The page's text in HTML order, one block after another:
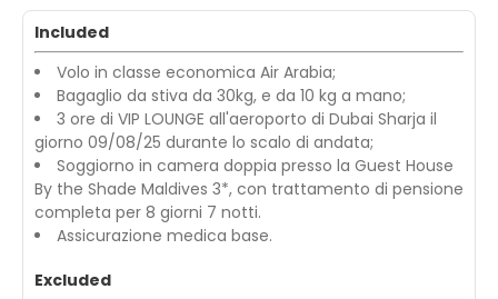
Included
Volo in classe economica Air Arabia;
Bagaglio da stiva da 30kg, e da 10 kg a mano;
3 ore di VIP LOUNGE all'aeroporto di Dubai Sharja il
giorno 09/08/25 durante lo scalo di andata;
Soggiorno in camera doppia presso la Guest House
By the Shade Maldives 3*, con trattamento di pensione
completa per 8 giorni 7 notti.
Assicurazione medica base.
Excluded